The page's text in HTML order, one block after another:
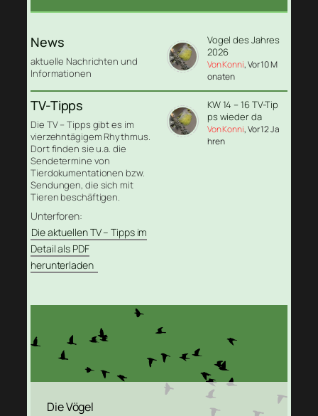
News
aktuelle Nachrichten und
Informationen
Vogel des Jahres
2026
Von Konni, Vor 10 M
onaten
TV-Tipps
Die TV – Tipps gibt es im
vierzehntägigem Rhythmus.
Dort finden sie u.a. die
Sendetermine von
Tierdokumentationen bzw.
Sendungen, die sich mit
Tieren beschäftigen.
Unterforen:
Die aktuellen TV – Tipps im
Detail als PDF
herunterladen
KW 14 – 16 TV-Tip
ps wieder da
Von Konni, Vor 12 Ja
hren
Die Vögel